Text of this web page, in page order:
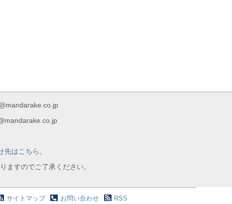
先はこちら。
ますのでご了承ください。
サイトマップ お問い合わせ RSS